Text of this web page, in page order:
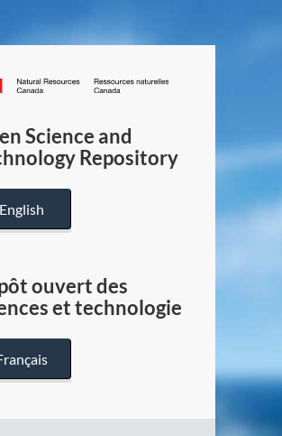
/
Canada
Science and
Repository
English
ouvert des
et technologie